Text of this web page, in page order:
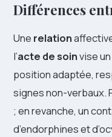
Différences
Une relation
l’acte de soinvise
position adaptée,
signes non-verbaux.
; en revanche, un
d’endorphines et